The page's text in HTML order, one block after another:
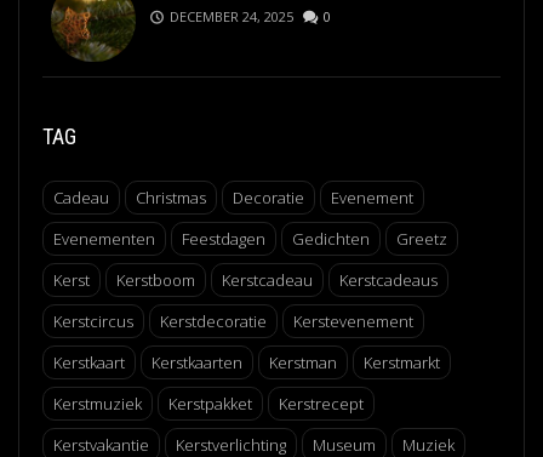
DECEMBER 24, 2025 0
TAG
Cadeau Christmas Decoratie
Evenement
Evenementen
Feestdagen Gedichten
Greetz
Kerst
Kerstboom Kerstcadeau
Kerstcadeaus
Kerstcircus
Kerstdecoratie
Kerstevenement
Kerstkaart
Kerstkaarten Kerstman
Kerstmarkt
Kerstmuziek
Kerstpakket
Kerstrecept
Kerstvakantie
Kerstverlichting Museum Muziek